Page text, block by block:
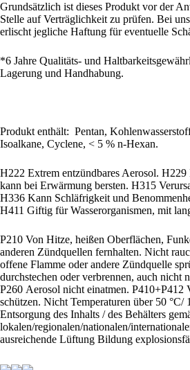
Grundsätzlich ist dieses Produkt vor der
Stelle auf Verträglichkeit zu prüfen. Bei
erlischt jegliche Haftung für eventuelle
*6 Jahre Qualitäts- und
Lagerung und Handhabung.
Produkt enthält: Pentan,
Isoalkane, Cyclene, < 5 % n-Hexan.
H222 Extrem entzündbares Aerosol.
kann bei Erwärmung bersten. H315
H336 Kann Schläfrigkeit und
H411 Giftig für Wasserorganismen, mit
P210 Von Hitze, heißen Oberflächen,
anderen Zündquellen fernhalten. Nicht
offene Flamme oder andere Zündquelle
durchstechen oder verbrennen, auch nicht
P260 Aerosol nicht einatmen. P410+P412
schützen. Nicht Temperaturen über 50 °C/
Entsorgung des Inhalts / des Behälters
lokalen/regionalen/nationalen/
ausreichende Lüftung Bildung